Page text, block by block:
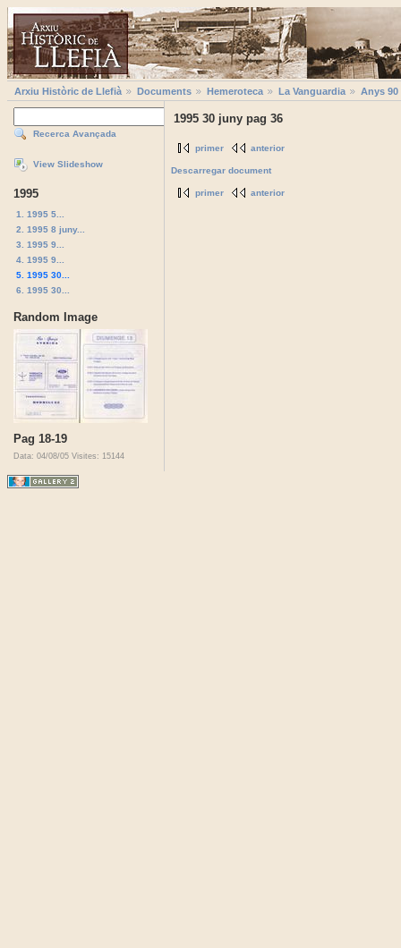
Arxiu Històric de Llefià Documents Hemeroteca La Vanguardia Anys 90
Recerca Avançada
View Slideshow
1995
1. 1995 5...
2. 1995 8 juny...
3. 1995 9...
4. 1995 9...
5. 1995 30...
6. 1995 30...
Random Image
Pag 18-19
Data: 04/08/05 Visites: 15144
1995 30 juny pag 36
primer anterior
Descarregar document
primer anterior